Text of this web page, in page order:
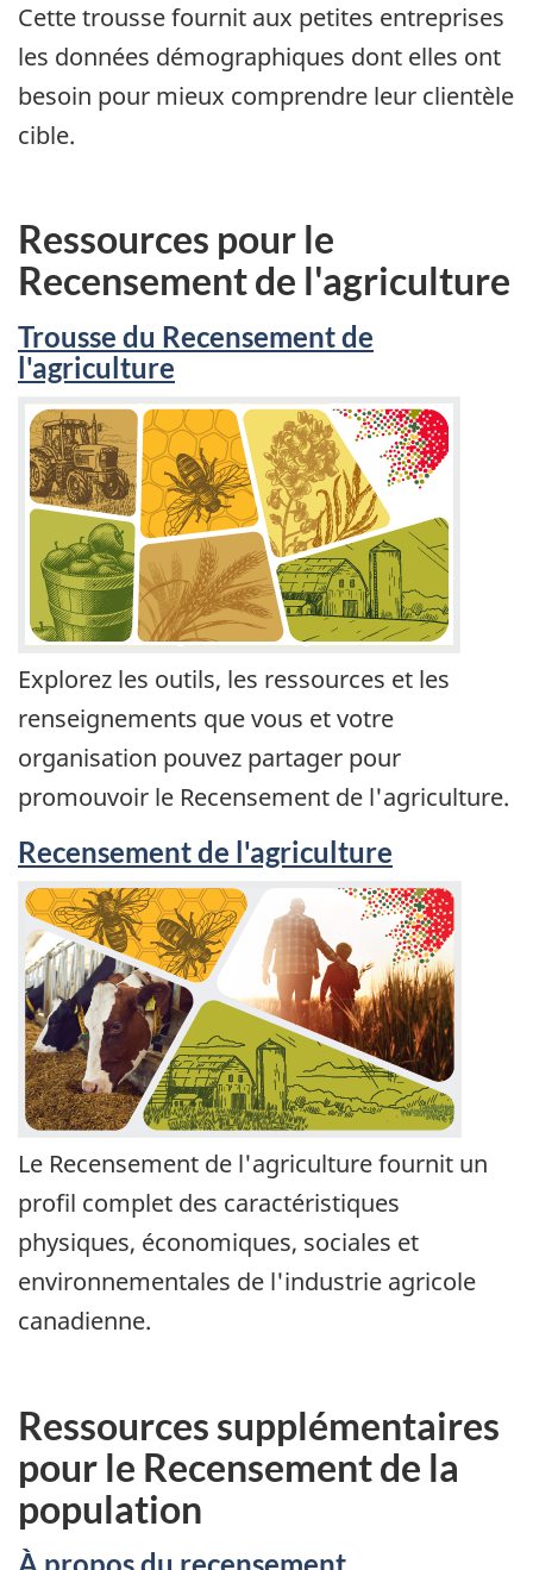
Cette trousse fournit aux petites entreprises
les données démographiques dont elles ont
besoin pour mieux comprendre leur clientèle
cible.
Ressources pour le
Recensement de l'agriculture
Trousse du Recensement de
l'agriculture
Explorez les outils, les ressources et les
renseignements que vous et votre
organisation pouvez partager pour
promouvoir le Recensement de l'agriculture.
Recensement de l'agriculture
Le Recensement de l'agriculture fournit un
profil complet des caractéristiques
physiques, économiques, sociales et
environnementales de l'industrie agricole
canadienne.
Ressources supplémentaires
pour le Recensement de la
population